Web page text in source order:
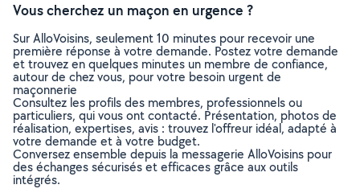
Vous cherchez un maçon en urgence ?
Sur AlloVoisins, seulement 10 minutes pour recevoir une
première réponse à votre demande. Postez votre demande
et trouvez en quelques minutes un membre de confiance,
autour de chez vous, pour votre besoin urgent de
maçonnerie
Consultez les profils des membres, professionnels ou
particuliers, qui vous ont contacté. Présentation, photos de
réalisation, expertises, avis : trouvez l'offreur idéal, adapté à
votre demande et à votre budget.
Conversez ensemble depuis la messagerie AlloVoisins pour
des échanges sécurisés et efficaces grâce aux outils
intégrés.